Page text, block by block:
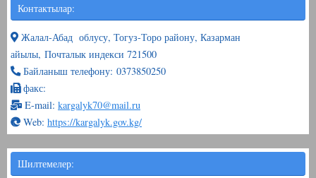
Контактылар:
Жалал-Абад облусу, Тогуз-Торо району, Казарман
айылы, Почталык индекси 721500
Байланыш телефону: 0373850250
факс:
E-mail: kargalyk70@mail.ru
Web: https://kargalyk.gov.kg/
Шилтемелер: